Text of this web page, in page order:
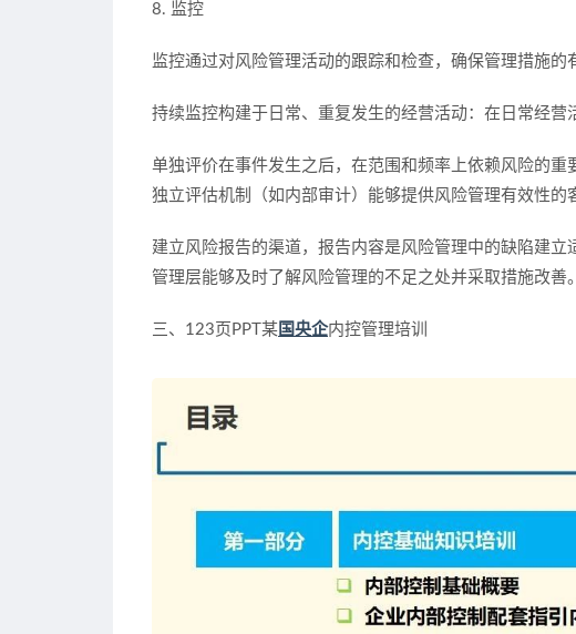
8. 监控
监控通过对风险管理活动的跟踪和检查，确保管理措施的
持续监控构建于日常、重复发生的经营活动：在日常经营
单独评价在事件发生之后，在范围和频率上依赖风险的重
独立评估机制（如内部审计）能够提供风险管理有效性的
建立风险报告的渠道，报告内容是风险管理中的缺陷建
管理层能够及时了解风险管理的不足之处并采取措施改善。
三、123页PPT某 国央企内控管理培训